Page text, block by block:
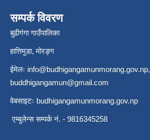
सम्पर्क विवरण
बुढीगंगा गाउँपालिका
हात्तिमुडा, मोरङ्ग
ईमेलः info@budhigangamunmorang.gov.np,
buddhigangamun@gmail.com
वेबसाइटः budhigangamunmorang.gov.np
एम्बुलेन्स सम्पर्क नं. - 9816345258